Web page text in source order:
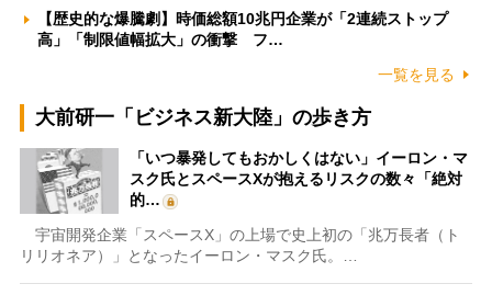
【歴史的な爆騰劇】時価総額10兆円企業が「2連続ストップ
高」「制限値幅拡大」の衝撃 フ…
一覧を見る
大前研一「ビジネス新大陸」の歩き方
「いつ暴発してもおかしくはない」イーロン・マ
スク氏とスペースXが抱えるリスクの数々「絶対
的…
宇宙開発企業「スペースX」の上場で史上初の「兆万長者（ト
リリオネア）」となったイーロン・マスク氏。…